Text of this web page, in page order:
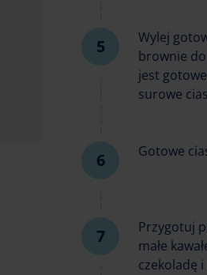
Wylej
brownie
jest
surowe
Gotowe
Przygotuj
małe
czekoladę